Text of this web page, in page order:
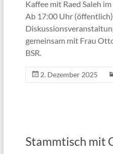
Kaffee mit Raed Saleh
Ab 17:00 Uhr
gemeinsam mit Frau
BSR.
2. Dezember 2025
Stammtisch mit